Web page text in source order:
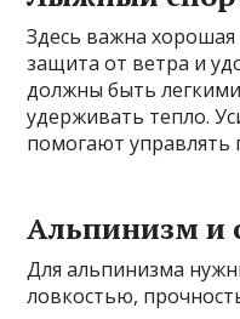
Здесь важна
защита от ветра и
должны быть
удерживать тепло.
помогают управлять
Альпинизм и
Для альпинизма
ловкостью,